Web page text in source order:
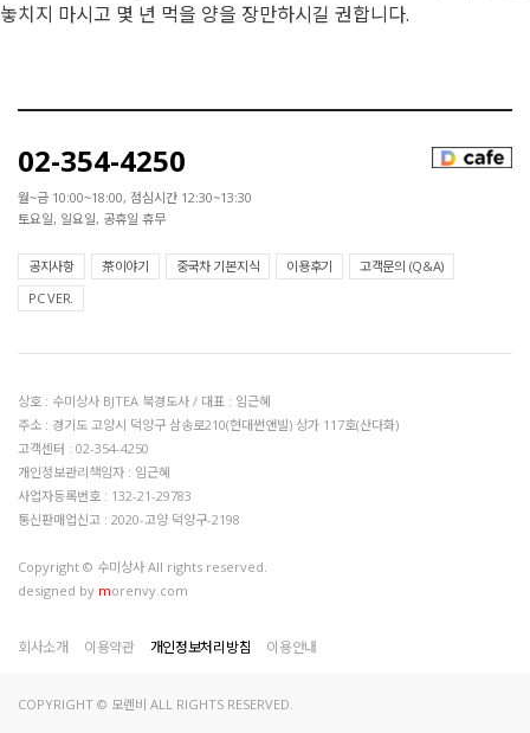
놓치지 마시고 몇 년 먹을 양을 장만하시길 권합니다.
02-354-4250
월~금 10:00~18:00, 점심시간 12:30~13:30
토요일, 일요일, 공휴일 휴무
공지사항 茶이야기 중국차 기본지식 이용후기
고객문의 (Q&A)
PC VER.
상호 : 수미상사 BJTEA 북경도사 / 대표 : 임근혜
주소 : 경기도 고양시 덕양구 삼송로210(현대썬앤빌) 상가 117호(산다화)
고객센터 : 02-354-4250
개인정보관리책임자 : 임근혜
사업자등록번호 : 132-21-29783
통신판매업신고 : 2020-고양 덕양구-2198
Copyright © 수미상사 All rights reserved.
designed by morenvy.com
회사소개 이용약관 개인정보처리방침 이용안내
COPYRIGHT © 모렌비 ALL RIGHTS RESERVED.